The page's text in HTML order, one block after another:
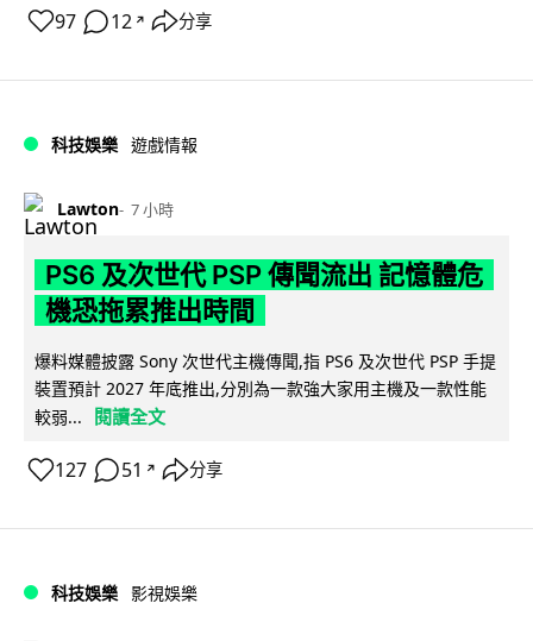
97 12 ↗ 分享
科技娛樂 遊戲情報
Lawton 7 小時
PS6 及次世代 PSP 傳聞流出 記憶體危
機恐拖累推出時間
爆料媒體披露 Sony 次世代主機傳聞,指 PS6 及次世代 PSP 手提
裝置預計 2027 年底推出,分別為一款強大家用主機及一款性能
較弱...
閱讀全文
127 51 ↗ 分享
科技娛樂 影視娛樂